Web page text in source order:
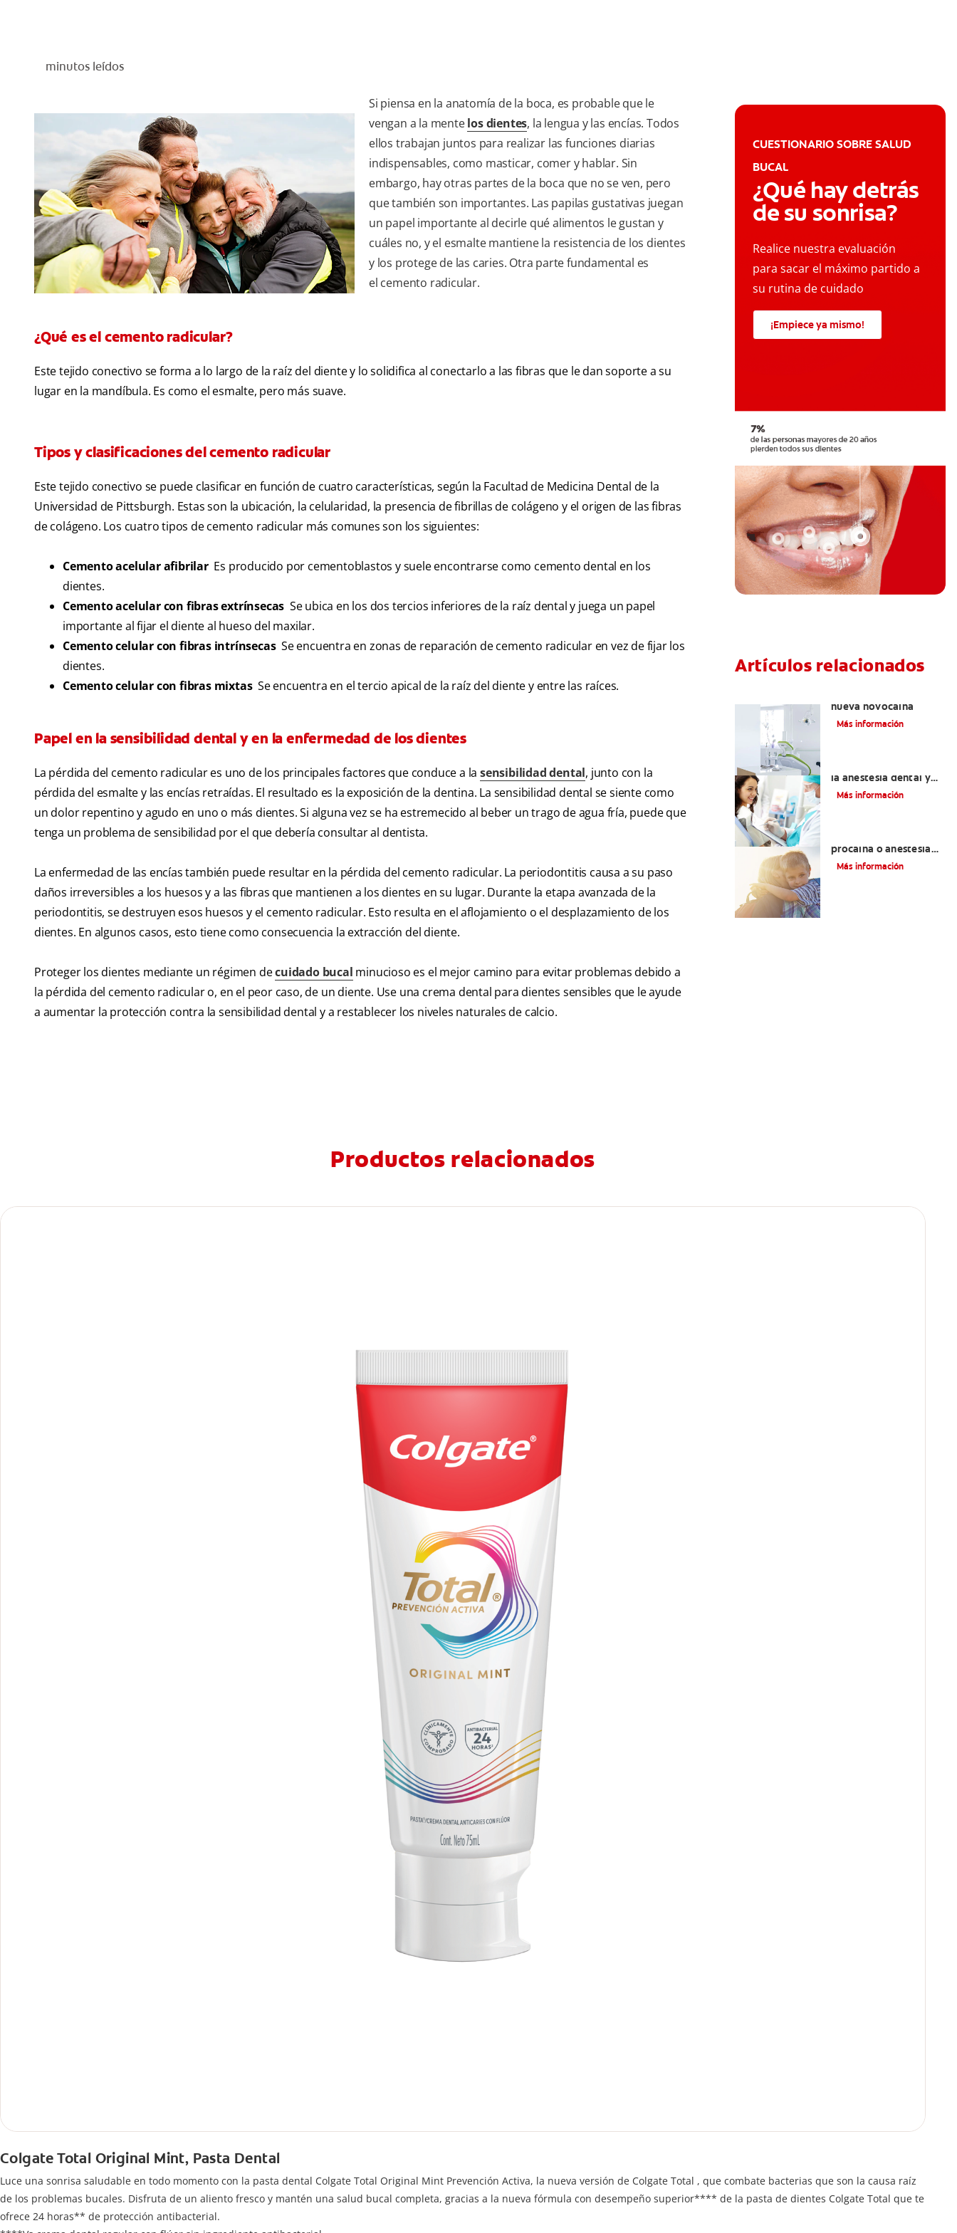
minutos leídos
Si piensa en la anatomía de la boca, es probable que le
vengan a la mentelos dientes, la lengua y las encías. Todos
ellos trabajan juntos para realizar las funciones diarias
indispensables, como masticar, comer y hablar. Sin
embargo, hay otras partes de la boca que no se ven, pero
que también son importantes. Las papilas gustativas juegan
un papel importante al decirle qué alimentos le gustan y
cuáles no, y el esmalte mantiene la resistencia de los dientes
y los protege de las caries. Otra parte fundamental es
el cemento radicular.
¿Qué es el cemento radicular?
Este tejido conectivo se forma a lo largo de la raíz del diente y lo solidifica al conectarlo a las fibras que le dan soporte a su
lugar en la mandíbula. Es como el esmalte, pero más suave.
Tipos y clasificaciones del cemento radicular
Este tejido conectivo se puede clasificar en función de cuatro características, según la Facultad de Medicina Dental de la
Universidad de Pittsburgh. Estas son la ubicación, la celularidad, la presencia de fibrillas de colágeno y el origen de las fibras
de colágeno. Los cuatro tipos de cemento radicular más comunes son los siguientes:
Cemento acelular afibrilarEs producido por cementoblastos y suele encontrarse como cemento dental en los
dientes.
Cemento acelular con fibras extrínsecas Se ubica en los dos tercios inferiores de la raíz dental y juega un papel
importante al fijar el diente al hueso del maxilar.
Cemento celular con fibras intrínsecasSe encuentra en zonas de reparación de cemento radicular en vez de fijar los
dientes.
Cemento celular con fibras mixtasSe encuentra en el tercio apical de la raíz del diente y entre las raíces.
Papel en la sensibilidad dental y en la enfermedad de los dientes
La pérdida del cemento radicular es uno de los principales factores que conduce a la sensibilidad dental, junto con la
pérdida del esmalte y las encías retraídas. El resultado es la exposición de la dentina. La sensibilidad dental se siente como
un dolor repentino y agudo en uno o más dientes. Si alguna vez se ha estremecido al beber un trago de agua fría, puede que
tenga un problema de sensibilidad por el que debería consultar al dentista.
La enfermedad de las encías también puede resultar en la pérdida del cemento radicular. La periodontitis causa a su paso
daños irreversibles a los huesos y a las fibras que mantienen a los dientes en su lugar. Durante la etapa avanzada de la
periodontitis, se destruyen esos huesos y el cemento radicular. Esto resulta en el aflojamiento o el desplazamiento de los
dientes. En algunos casos, esto tiene como consecuencia la extracción del diente.
Proteger los dientes mediante un régimen decuidado bucal minucioso es el mejor camino para evitar problemas debido a
la pérdida del cemento radicular o, en el peor caso, de un diente. Use una crema dental para dientes sensibles que le ayude
a aumentar la protección contra la sensibilidad dental y a restablecer los niveles naturales de calcio.
CUESTIONARIO SOBRE SALUD
BUCAL
¿Qué hay detrás
de su sonrisa?
Realice nuestra evaluación
para sacar el máximo partido a
su rutina de cuidado
¡Empiece ya mismo!
Artículos relacionados
nueva novocaína
Más información
la anestesia dental y
causas de tratamiento
Más información
procaína o anestesia
dental
Más información
Productos relacionados
Colgate Total Original Mint, Pasta Dental
Luce una sonrisa saludable en todo momento con la pasta dental Colgate Total Original Mint Prevención Activa, la nueva versión de Colgate Total , que combate bacterias que son la causa raíz
de los problemas bucales. Disfruta de un aliento fresco y mantén una salud bucal completa, gracias a la nueva fórmula con desempeño superior**** de la pasta de dientes Colgate Total que te
ofrece 24 horas** de protección antibacterial.